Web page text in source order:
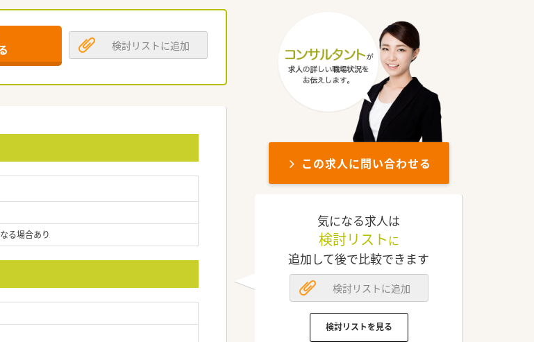
検討リストに追加
る場合あり
この求人に問い合わせる
気になる求人は
検討リスト に
追加して後で比較できます
検討リストに追加
検討リストを見る